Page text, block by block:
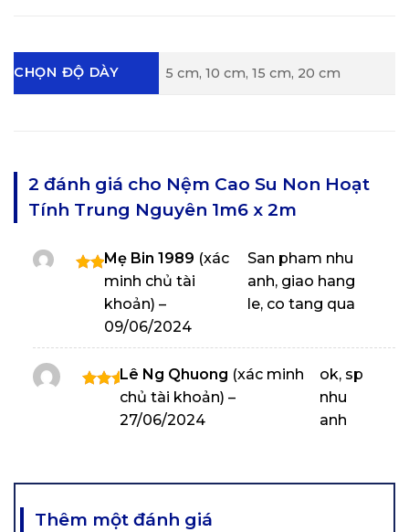
CHỌN ĐỘ DÀY 5 cm, 10 cm, 15 cm, 20 cm
2 đánh giá cho Nệm Cao Su Non Hoạt
Tính Trung Nguyên 1m6 x 2m
Được
Mẹ Bin 1989 (xác
minh chủ tài
khoản) –
09/06/2024
San pham nhu
anh, giao hang
le, co tang qua
Lê Ng Qhuong (xác minh
chủ tài khoản) –
27/06/2024
ok, sp
nhu
anh
Thêm một đánh giá